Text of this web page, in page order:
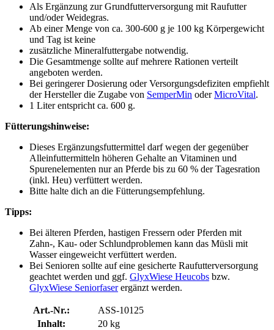
Als Ergänzung zur Grundfutterversorgung mit Raufutter
und/oder Weidegras.
Ab einer Menge von ca. 300-600 g je 100 kg Körpergewicht
und Tag ist keine
zusätzliche Mineralfuttergabe notwendig.
Die Gesamtmenge sollte auf mehrere Rationen verteilt
angeboten werden.
Bei geringerer Dosierung oder Versorgungsdefiziten empfiehlt
der Hersteller die Zugabe von SemperMin oderMicroVital.
1 Liter entspricht ca. 600 g.
Fütterungshinweise:
Dieses Ergänzungsfuttermittel darf wegen der gegenüber
Alleinfuttermitteln höheren Gehalte an Vitaminen und
Spurenelementen nur an Pferde bis zu 60 % der Tagesration
(inkl. Heu) verfüttert werden.
Bitte halte dich an die Fütterungsempfehlung.
Tipps:
Bei älteren Pferden, hastigen Fressern oder Pferden mit
Zahn-, Kau- oder Schlundproblemen kann das Müsli mit
Wasser eingeweicht verfüttert werden.
Bei Senioren sollte auf eine gesicherte Raufutterversorgung
geachtet werden und ggf. GlyxWiese Heucobs bzw.
GlyxWiese Seniorfaserergänzt werden.
Art.-Nr.:
ASS-10125
Inhalt:
20 kg